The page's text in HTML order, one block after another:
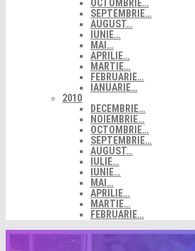
OCTOMBRIE…
SEPTEMBRIE…
AUGUST…
IUNIE…
MAI…
APRILIE…
MARTIE…
FEBRUARIE…
IANUARIE…
2010
DECEMBRIE…
NOIEMBRIE…
OCTOMBRIE…
SEPTEMBRIE…
AUGUST…
IULIE…
IUNIE…
MAI…
APRILIE…
MARTIE…
FEBRUARIE…